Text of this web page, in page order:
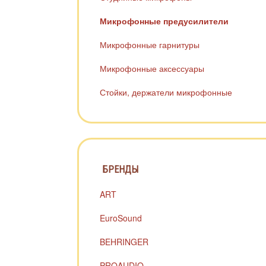
Микрофонные предусилители
Микрофонные гарнитуры
Микрофонные аксессуары
Стойки, держатели микрофонные
БРЕНДЫ
ART
EuroSound
BEHRINGER